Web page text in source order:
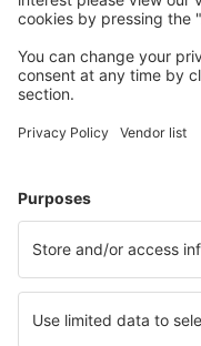
Cele mai căutate
Hoteluri în Ungaria -
Hoteluri în Siofok
Hoteluri în
Hoteluri în Bánk